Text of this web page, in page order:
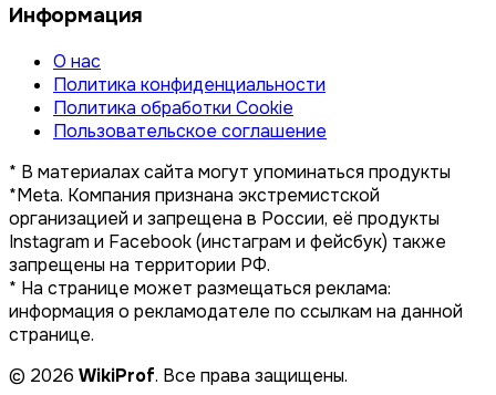
Информация
О нас
Политика конфиденциальности
Политика обработки Cookie
Пользовательское соглашение
* В материалах сайта могут упоминаться продукты
*Meta. Компания признана экстремистской
организацией и запрещена в России, её продукты
Instagram и Facebook (инстаграм и фейсбук) также
запрещены на территории РФ.
* На странице может размещаться реклама:
информация о рекламодателе по ссылкам на данной
странице.
© 2026 WikiProf. Все права защищены.